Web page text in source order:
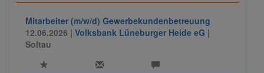
Mitarbeiter (m/w/d) Gewerbekundenbetreuung
12.06.2026 | Volksbank Lüneburger Heide eG |
Soltau